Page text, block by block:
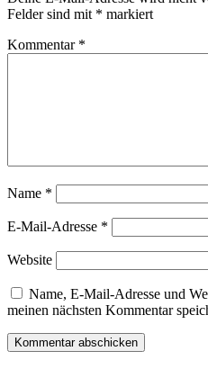
Felder sind mit * markiert
Kommentar *
Name *
E-Mail-Adresse *
Website
Name, E-Mail-Adresse und
meinen nächsten Kommentar